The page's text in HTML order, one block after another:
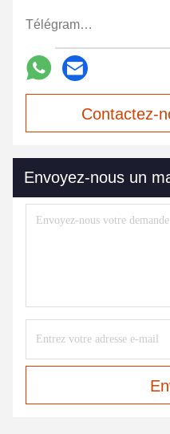
Télégramme:
Contactez-
Envoyez-nous un